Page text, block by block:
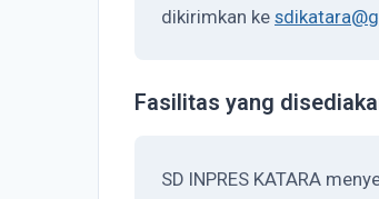
dikirimkan ke
Fasilitas yang
SD INPRES KATARA